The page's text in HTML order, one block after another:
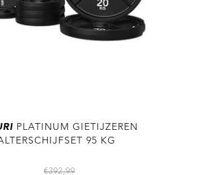
PLATINUM GIETIJZEREN
95 KG
€392,99